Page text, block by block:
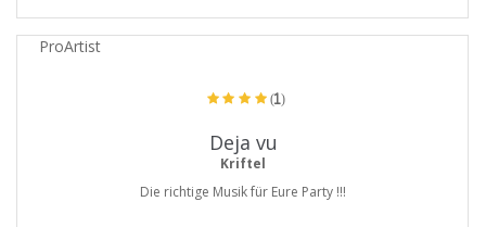
ProArtist
(1)
Deja vu
Kriftel
Die richtige Musik für Eure Party !!!